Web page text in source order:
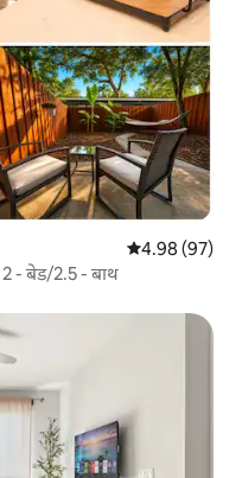
औसत रेटिंग 5 में
4.98 (97)
- बेड/2.5 - बाथ